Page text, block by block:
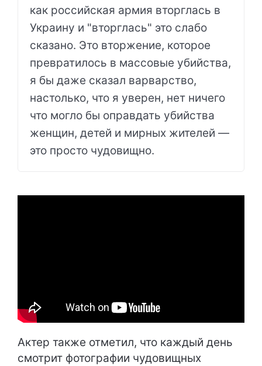
как российская армия вторглась в
Украину и "вторглась" это слабо
сказано. Это вторжение, которое
превратилось в массовые убийства,
я бы даже сказал варварство,
настолько, что я уверен, нет ничего
что могло бы оправдать убийства
женщин, детей и мирных жителей —
это просто чудовищно.
Актер также отметил, что каждый день
смотрит фотографии чудовищных